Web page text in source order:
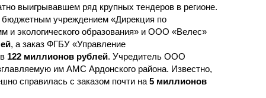
выигрывавшем ряд крупных тендеров в регионе.
учреждением «Дирекция по
и экологического образования» и ООО «Велес»
, а заказ ФГБУ «Управление
122 миллионов рублей. Учредитель ООО
им АМС Ардонского района. Известно,
справилась с заказом почти на 5 миллионов